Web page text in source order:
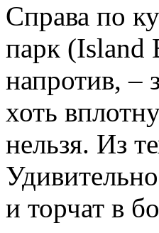
Справа по
парк (Island
напротив, –
хоть
нельзя. Из
и торчат в